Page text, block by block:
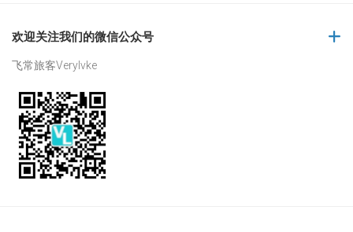
欢迎关注我们的微信公众号
飞常旅客Verylvke